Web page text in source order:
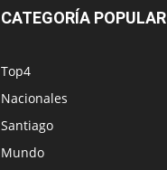
CATEGORÍA POPULAR
Top4
Nacionales
Santiago
Mundo